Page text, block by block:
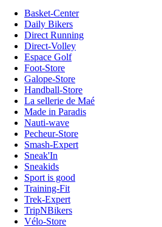
Basket-Center
Daily Bikers
Direct Running
Direct-Volley
Espace Golf
Foot-Store
Galope-Store
Handball-Store
La sellerie de Maé
Made in Paradis
Nauti-wave
Pecheur-Store
Smash-Expert
Sneak'In
Sneakids
Sport is good
Training-Fit
Trek-Expert
TripNBikers
Vélo-Store